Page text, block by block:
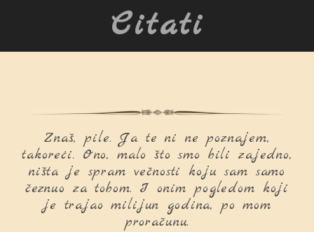
Citati
Znaš, pile. Ja te ni ne poznajem,
takoreći. Ono, malo što smo bili zajedno,
ništa je spram večnosti koju sam samo
čeznuo za tobom. I onim pogledom koji
je trajao milijun godina, po mom
proračunu.